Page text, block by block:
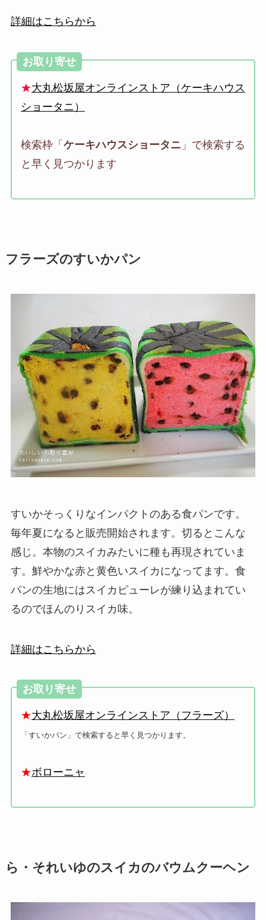
詳細はこちらから
お取り寄せ
★大丸松坂屋オンラインストア（ケーキハウス
ショータニ）
検索枠「 ケーキハウスショータニ 」で検索する
と早く見つかります
フラーズのすいかパン
すいかそっくりなインパクトのある食パンです。
毎年夏になると販売開始されます。切るとこんな
感じ。本物のスイカみたいに種も再現されていま
す。鮮やかな赤と黄色いスイカになってます。食
パンの生地にはスイカピューレが練り込まれてい
るのでほんのりスイカ味。
詳細はこちらから
お取り寄せ
★大丸松坂屋オンラインストア（フラーズ）
「すいかパン」で検索すると早く見つかります。
★ボローニャ
ら・それいゆのスイカのバウムクーヘン